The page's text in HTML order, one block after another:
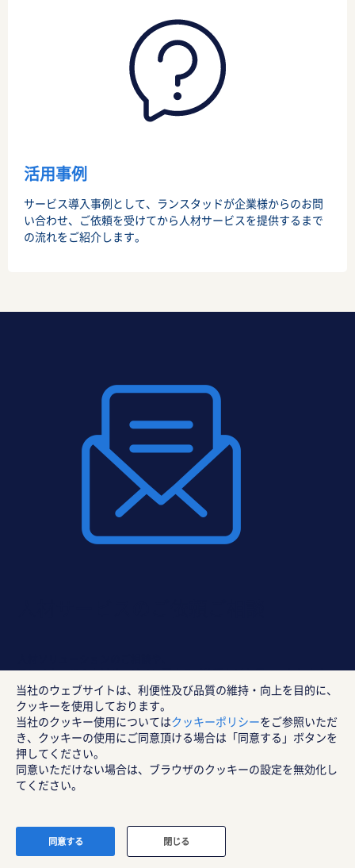
活用事例
サービス導入事例として、ランスタッドが企業様からのお問
い合わせ、ご依頼を受けてから人材サービスを提供するまで
の流れをご紹介します。
ランスタッドの人材サービスに関するご依頼などお伺いいたします。
人材サービスのご依頼・ご相談
人材サービスラインナップ
当社のウェブサイトは、利便性及び品質の維持・向上を目的に、
クッキーを使用しております。
当社のクッキー使用についてはクッキーポリシーをご参照いただ
き、クッキーの使用にご同意頂ける場合は「同意する」ボタンを
押してください。
同意いただけない場合は、ブラウザのクッキーの設定を無効化し
てください。
同意する 閉じる